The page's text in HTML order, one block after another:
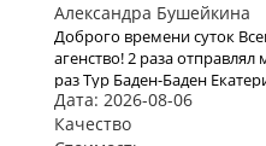
Александра Бушейкина
Доброго времени суток
агенство! 2 раза
раз Тур Баден-Баден
начале 2020 года, и второй
моря а именно в Турцию,
Дата: 2026-08-06
Качество